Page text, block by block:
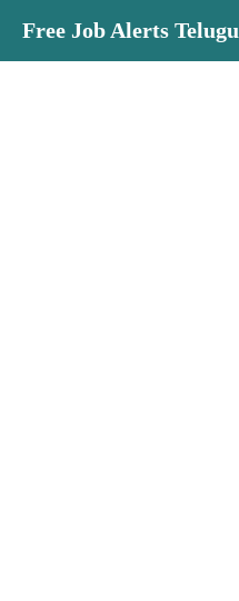
content
Free Job Alerts Telugu